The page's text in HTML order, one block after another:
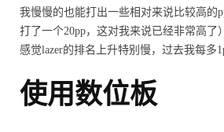
我慢慢的也能打出一些相对来说比较高的
打了一个20pp，这对我来说已经非常高了
感觉lazer的排名上升特别慢，过去我每多
使用数位板